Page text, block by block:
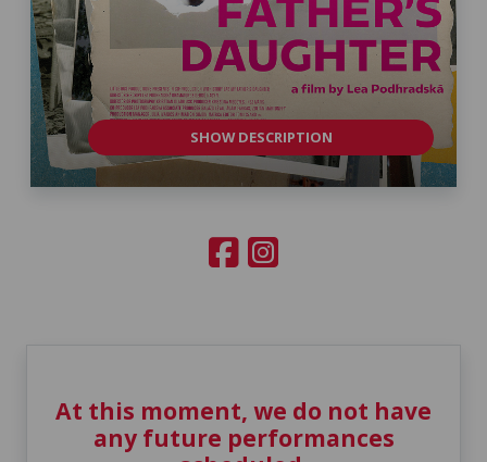
SHOW DESCRIPTION
At this moment, we do not have
any future performances